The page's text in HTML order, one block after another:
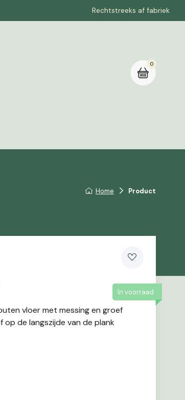
Rechtstreeks af fabriek
0
Home Product
In voorraad
vloer met messing en groef
op de langszijde van de plank